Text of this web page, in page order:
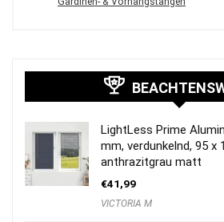
LightLess Prime
mm, verdunkelnd, 95 x
anthrazitgrau matt
€41,99
VICTORIA M